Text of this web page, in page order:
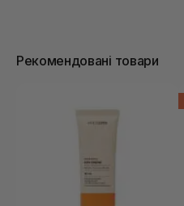
Рекомендовані товари